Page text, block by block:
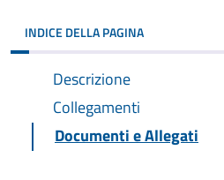
INDICE DELLA PAGINA
Descrizione
Collegamenti
Documenti e Allegati